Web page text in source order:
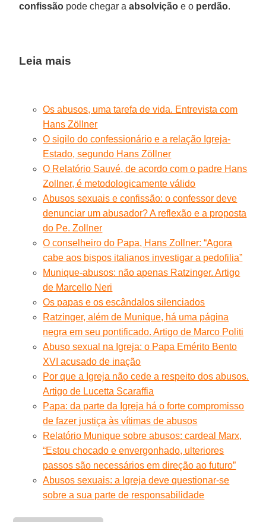
confissão pode chegar aabsolvição e o perdão.
Leia mais
Os abusos, uma tarefa de vida. Entrevista com
Hans Zöllner
O sigilo do confessionário e a relação Igreja-
Estado, segundo Hans Zöllner
O Relatório Sauvé, de acordo com o padre Hans
Zollner, é metodologicamente válido
Abusos sexuais e confissão: o confessor deve
denunciar um abusador? A reflexão e a proposta
do Pe. Zollner
O conselheiro do Papa, Hans Zollner: “Agora
cabe aos bispos italianos investigar a pedofilia”
Munique-abusos: não apenas Ratzinger. Artigo
de Marcello Neri
Os papas e os escândalos silenciados
Ratzinger, além de Munique, há uma página
negra em seu pontificado. Artigo de Marco Politi
Abuso sexual na Igreja: o Papa Emérito Bento
XVI acusado de inação
Por que a Igreja não cede a respeito dos abusos.
Artigo de Lucetta Scaraffia
Papa: da parte da Igreja há o forte compromisso
de fazer justiça às vítimas de abusos
Relatório Munique sobre abusos: cardeal Marx,
“Estou chocado e envergonhado, ulteriores
passos são necessários em direção ao futuro”
Abusos sexuais: a Igreja deve questionar-se
sobre a sua parte de responsabilidade